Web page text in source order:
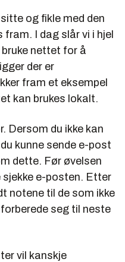
og fikle med den
I dag slår vi i hjel
nettet for å
der er
fram et eksempel
kan brukes lokalt.
Dersom du ikke kan
kunne sende e-post
dette. Før øvelsen
sjekke e-posten. Etter
notene til de som ikke
seg til neste
vil kanskje